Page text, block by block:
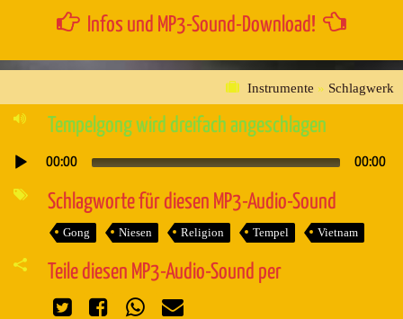
Infos und MP3-Sound-Download!
Instrumente » Schlagwerk
Tempelgong wird dreifach angeschlagen
Audio-
00:00 00:00
Schlagworte für diesen MP3-Audio-Sound
Gong Niesen Religion Tempel Vietnam
Teile diesen MP3-Audio-Sound per